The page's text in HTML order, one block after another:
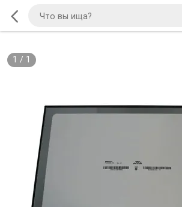
1 / 1